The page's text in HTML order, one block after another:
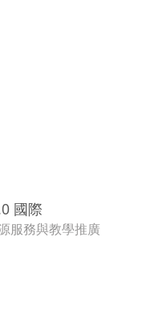
國際
服務與教學推廣